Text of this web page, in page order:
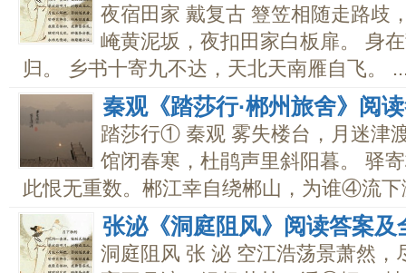
夜宿田家 戴复古 簦笠相随走路歧
崦黄泥坂，夜扣田家白板扉。 身
归。 乡书十寄九不达，天北天南雁自飞。
秦观《踏莎行·郴州旅舍》阅
踏莎行① 秦观 雾失楼台，月迷津
馆闭春寒，杜鹃声里斜阳暮。 驿
此恨无重数。郴江幸自绕郴山，为谁④流下
张泌《洞庭阻风》阅读答案及
洞庭阻风 张 泌 空江浩荡景萧然